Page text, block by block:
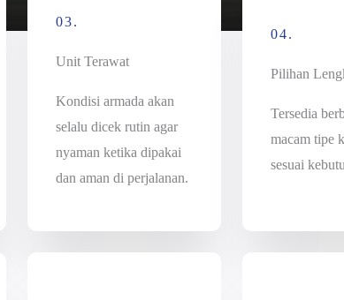
03.
Unit Terawat
Kondisi armada akan
selalu dicek rutin agar
nyaman ketika dipakai
dan aman di perjalanan.
04.
Pilihan
Tersedia
macam tipe
sesuai